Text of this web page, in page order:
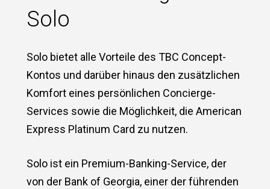
Solo
Solo bietet alle Vorteile des TBC Concept-
Kontos und darüber hinaus den zusätzlichen
Komfort eines persönlichen Concierge-
Services sowie die Möglichkeit, die American
Express Platinum Card zu nutzen.
Solo ist ein Premium-Banking-Service, der
von der Bank of Georgia, einer der führenden